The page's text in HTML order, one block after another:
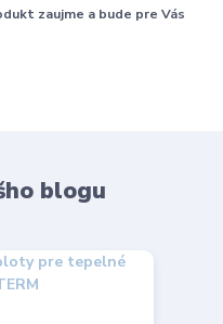
zaujme a bude pre Vás
blogu